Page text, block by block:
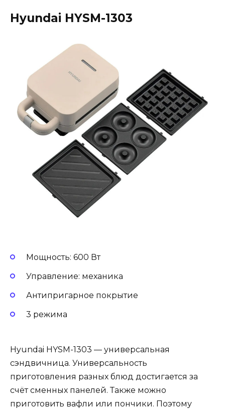
Hyundai HYSM-1303
Мощность: 600 Вт
Управление: механика
Антипригарное покрытие
3 режима
Hyundai HYSM-1303 — универсальная
сэндвичница. Универсальность
приготовления разных блюд достигается за
счёт сменных панелей. Также можно
приготовить вафли или пончики. Поэтому